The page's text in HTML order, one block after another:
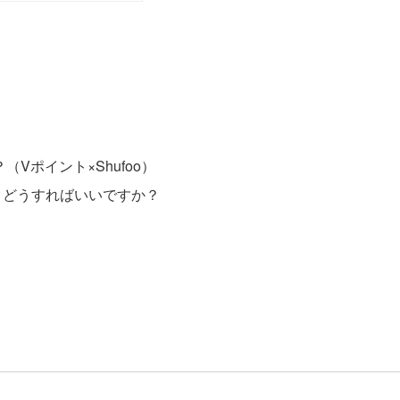
Vポイント×Shufoo）
うすればいいですか？